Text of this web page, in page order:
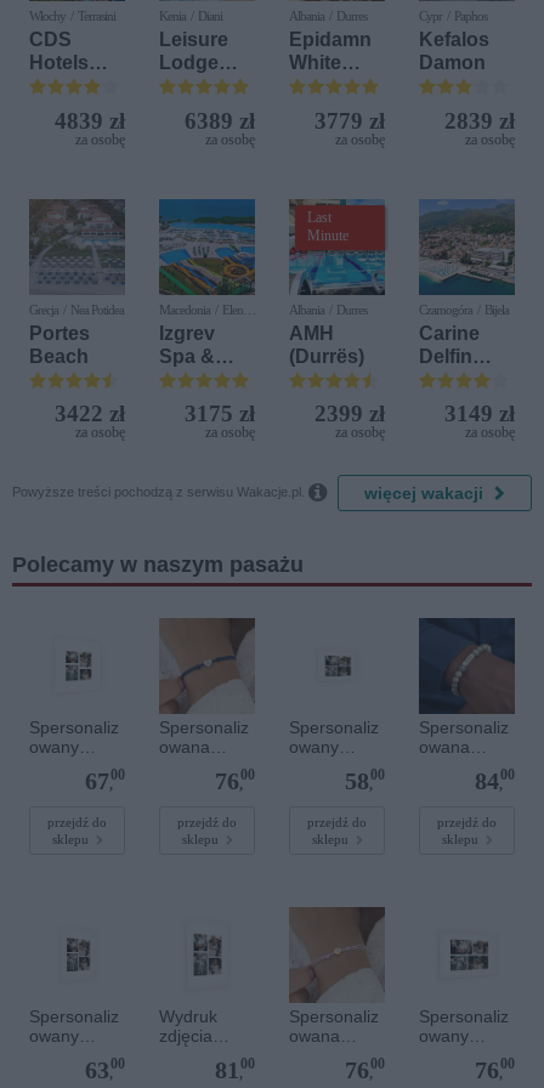
Włochy / Terrasini
CDS
Hotels
Terrasini
(ex. Citta
del Mare)
4839 zł
za osobę
Kenia / Diani
Leisure
Lodge
Beach &
Golf
Resort by
Diamonds
6389 zł
za osobę
Albania / Durres
Epidamn
White
Sensation
3779 zł
za osobę
Cypr / Paphos
Kefalos
Damon
2839 zł
za osobę
Grecja / Nea Potidea
Portes
Beach
3422 zł
za osobę
Macedonia / Elen
Kamen
Izgrev
Spa &
Aquapark
3175 zł
za osobę
Last
Minute
Albania / Durres
AMH
(Durrës)
2399 zł
za osobę
Czarnogóra / Bijela
Carine
Delfin
Bijela (ex.
Iberostar
Bijela
3149 zł
za osobę
Powyższe treści pochodzą z serwisu Wakacje.pl.  więcej wakacji
Polecamy w naszym pasażu
Spersonaliz
owany
plakat - 40 x
67,
00
przejdź do
sklepu
Spersonaliz
owana
bransoletka
sznurkowa -
Srebrne
serce
76,
00
przejdź do
sklepu
Spersonaliz
owany
plakat - 30 x
58,
00
przejdź do
sklepu
Spersonaliz
owana
bransoletka
szlachetnym
i - Szary - M
84,
00
przejdź do
sklepu
Spersonaliz
owany
plakat - 30 x
63,
00
Wydruk
zdjęcia
plakatu - 50
x 70 cm81 ,
00
Spersonaliz
owana
bransoletka
sznurkowa -
76,
00
Spersonaliz
owany
plakat - 60 x
76,
00